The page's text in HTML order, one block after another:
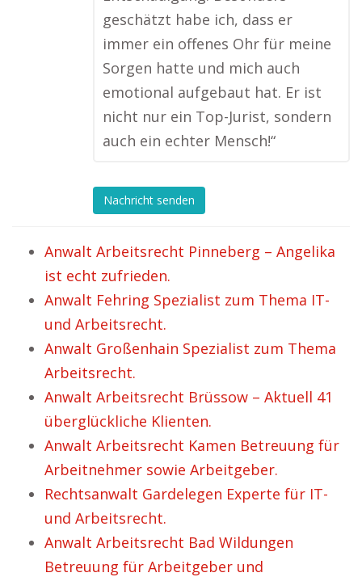
geschätzt habe ich, dass er
immer ein offenes Ohr für meine
Sorgen hatte und mich auch
emotional aufgebaut hat. Er ist
nicht nur ein Top-Jurist, sondern
auch ein echter Mensch!“
Nachricht senden
Anwalt Arbeitsrecht Pinneberg – Angelika
ist echt zufrieden.
Anwalt Fehring Spezialist zum Thema IT-
und Arbeitsrecht.
Anwalt Großenhain Spezialist zum Thema
Arbeitsrecht.
Anwalt Arbeitsrecht Brüssow – Aktuell 41
überglückliche Klienten.
Anwalt Arbeitsrecht Kamen Betreuung für
Arbeitnehmer sowie Arbeitgeber.
Rechtsanwalt Gardelegen Experte für IT-
und Arbeitsrecht.
Anwalt Arbeitsrecht Bad Wildungen
Betreuung für Arbeitgeber und